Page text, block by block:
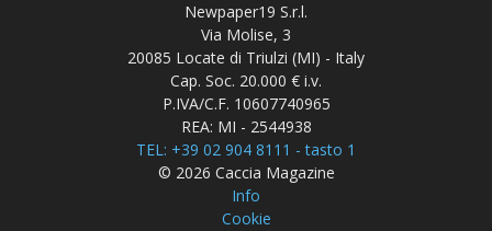
Newpaper19 S.r.l.
Via Molise, 3
20085 Locate di Triulzi (MI) - Italy
Cap. Soc. 20.000 € i.v.
P.IVA/C.F. 10607740965
REA: MI - 2544938
TEL: +39 02 904 8111 - tasto 1
© 2026 Caccia Magazine
Info
Cookie